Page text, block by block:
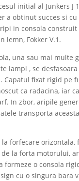
initial al Junkers J
a obtinut succes si cu
in consola
lemn, Fokker V.1.
una sau mai multe
lampi , se
Capatul fixat rigid pe
ca radacina, iar
In zbor, aripile
transporta
forfecare orizontala,
la forta motorului,
formeze o consola
cu o singura bara